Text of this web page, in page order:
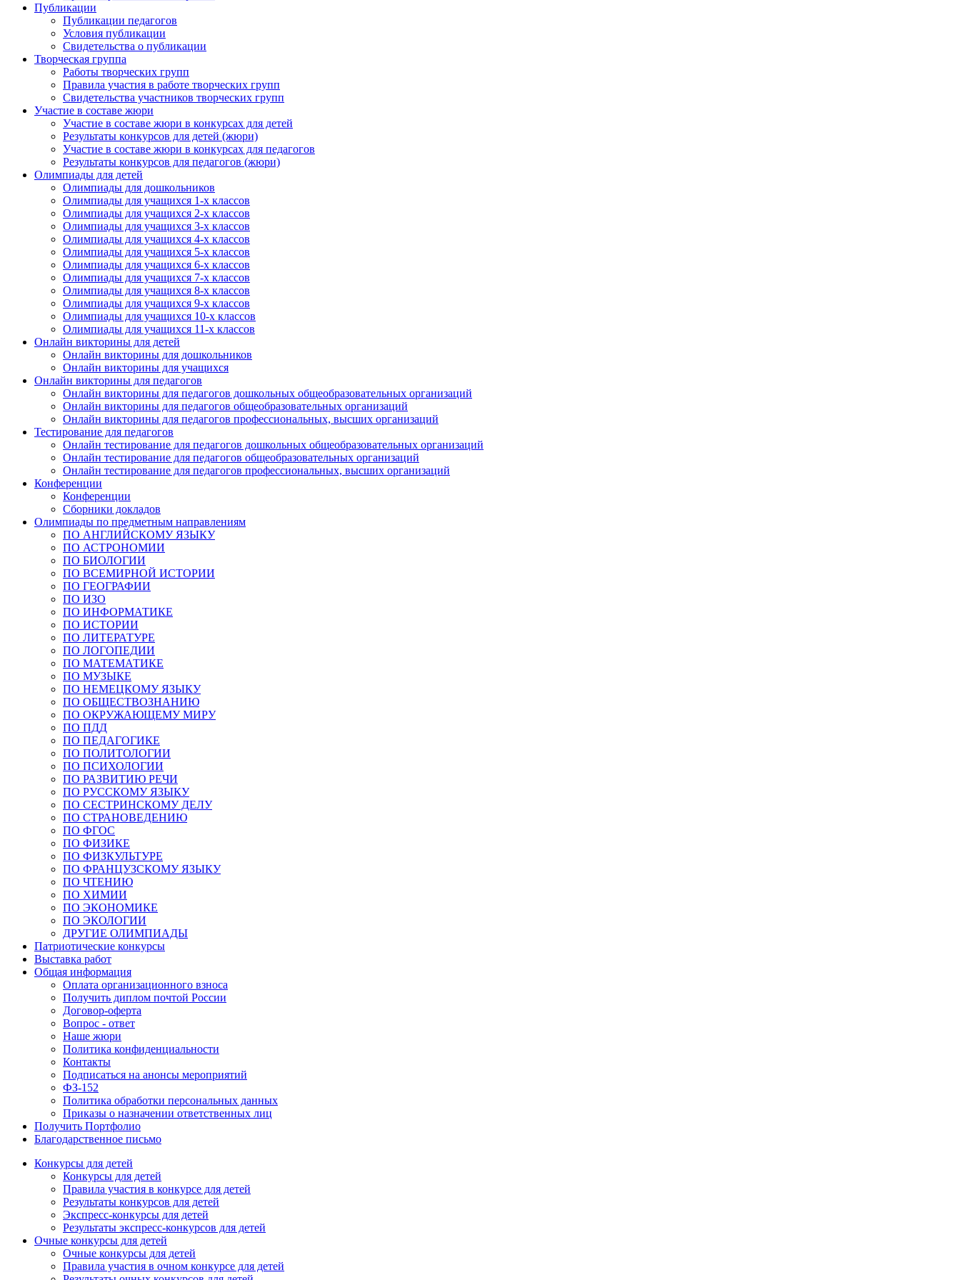
Публикации
Публикации педагогов
Условия публикации
Свидетельства о публикации
Творческая группа
Работы творческих групп
Правила участия в работе творческих групп
Свидетельства участников творческих групп
Участие в составе жюри
Участие в составе жюри в конкурсах для детей
Результаты конкурсов для детей (жюри)
Участие в составе жюри в конкурсах для педагогов
Результаты конкурсов для педагогов (жюри)
Олимпиады для детей
Олимпиады для дошкольников
Олимпиады для учащихся 1-х классов
Олимпиады для учащихся 2-х классов
Олимпиады для учащихся 3-х классов
Олимпиады для учащихся 4-х классов
Олимпиады для учащихся 5-х классов
Олимпиады для учащихся 6-х классов
Олимпиады для учащихся 7-х классов
Олимпиады для учащихся 8-х классов
Олимпиады для учащихся 9-х классов
Олимпиады для учащихся 10-х классов
Олимпиады для учащихся 11-х классов
Онлайн викторины для детей
Онлайн викторины для дошкольников
Онлайн викторины для учащихся
Онлайн викторины для педагогов
Онлайн викторины для педагогов дошкольных общеобразовательных организаций
Онлайн викторины для педагогов общеобразовательных организаций
Онлайн викторины для педагогов профессиональных, высших организаций
Тестирование для педагогов
Онлайн тестирование для педагогов дошкольных общеобразовательных организаций
Онлайн тестирование для педагогов общеобразовательных организаций
Онлайн тестирование для педагогов профессиональных, высших организаций
Конференции
Конференции
Сборники докладов
Олимпиады по предметным направлениям
ПО АНГЛИЙСКОМУ ЯЗЫКУ
ПО АСТРОНОМИИ
ПО БИОЛОГИИ
ПО ВСЕМИРНОЙ ИСТОРИИ
ПО ГЕОГРАФИИ
ПО ИЗО
ПО ИНФОРМАТИКЕ
ПО ИСТОРИИ
ПО ЛИТЕРАТУРЕ
ПО ЛОГОПЕДИИ
ПО МАТЕМАТИКЕ
ПО МУЗЫКЕ
ПО НЕМЕЦКОМУ ЯЗЫКУ
ПО ОБЩЕСТВОЗНАНИЮ
ПО ОКРУЖАЮЩЕМУ МИРУ
ПО ПДД
ПО ПЕДАГОГИКЕ
ПО ПОЛИТОЛОГИИ
ПО ПСИХОЛОГИИ
ПО РАЗВИТИЮ РЕЧИ
ПО РУССКОМУ ЯЗЫКУ
ПО СЕСТРИНСКОМУ ДЕЛУ
ПО СТРАНОВЕДЕНИЮ
ПО ФГОС
ПО ФИЗИКЕ
ПО ФИЗКУЛЬТУРЕ
ПО ФРАНЦУЗСКОМУ ЯЗЫКУ
ПО ЧТЕНИЮ
ПО ХИМИИ
ПО ЭКОНОМИКЕ
ПО ЭКОЛОГИИ
ДРУГИЕ ОЛИМПИАДЫ
Патриотические конкурсы
Выставка работ
Общая информация
Оплата организационного взноса
Получить диплом почтой России
Договор-оферта
Вопрос - ответ
Наше жюри
Политика конфиденциальности
Контакты
Подписаться на анонсы мероприятий
ФЗ-152
Политика обработки персональных данных
Приказы о назначении ответственных лиц
Получить Портфолио
Благодарственное письмо
Конкурсы для детей
Конкурсы для детей
Правила участия в конкурсе для детей
Результаты конкурсов для детей
Экспресс-конкурсы для детей
Результаты экспресс-конкурсов для детей
Очные конкурсы для детей
Очные конкурсы для детей
Правила участия в очном конкурсе для детей